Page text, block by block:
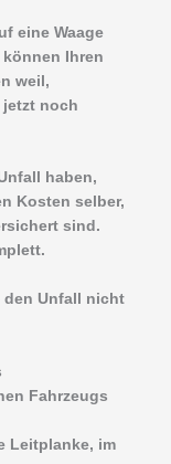
eine Waage
Ihren
weil,
jetzt noch
haben,
Kosten selber,
sind.
den Unfall nicht
Fahrzeugs
Leitplanke, im